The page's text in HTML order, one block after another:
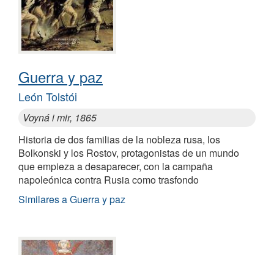
Guerra y paz
León Tolstói
Voyná i mir, 1865
Historia de dos familias de la nobleza rusa, los
Bolkonski y los Rostov, protagonistas de un mundo
que empieza a desaparecer, con la campaña
napoleónica contra Rusia como trasfondo
Similares a Guerra y paz